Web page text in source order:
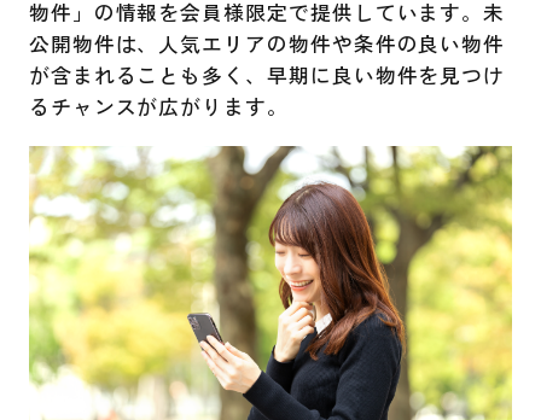
物件」の情報を会員様限定で提供しています。未
公開物件は、人気エリアの物件や条件の良い物件
が含まれることも多く、早期に良い物件を見つけ
るチャンスが広がります。